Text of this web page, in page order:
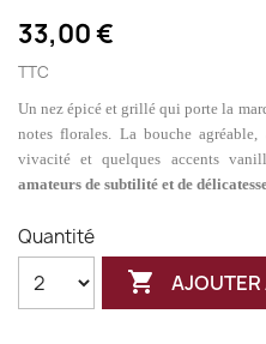
33,00 €
TTC
Un nez épicé et grillé qui porte la
notes florales. La bouche
vivacité et quelques accents
amateurs de subtilité et de
Quantité
 AJOUTER